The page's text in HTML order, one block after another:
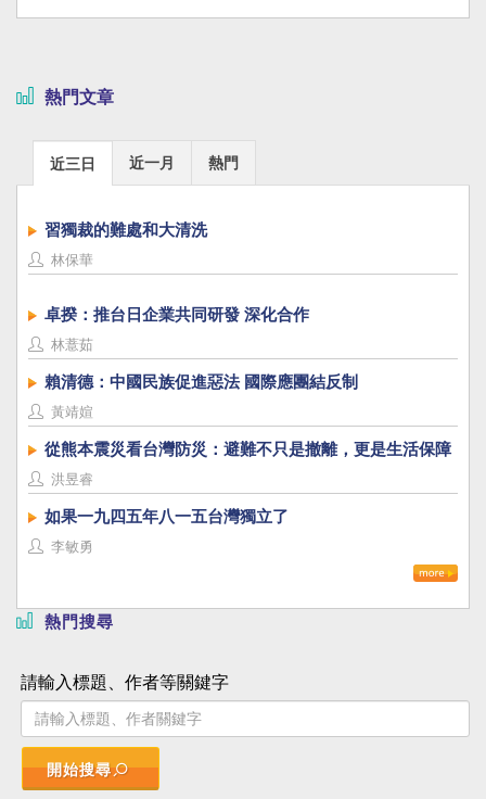
熱門文章
近三日 近一月 熱門
習獨裁的難處和大清洗
林保華
卓揆：推台日企業共同研發 深化合作
林薏茹
賴清德：中國民族促進惡法 國際應團結反制
黃靖媗
從熊本震災看台灣防災：避難不只是撤離，更是生活保障
洪昱睿
如果一九四五年八一五台灣獨立了
李敏勇
熱門搜尋
請輸入標題、作者等關鍵字
開始搜尋